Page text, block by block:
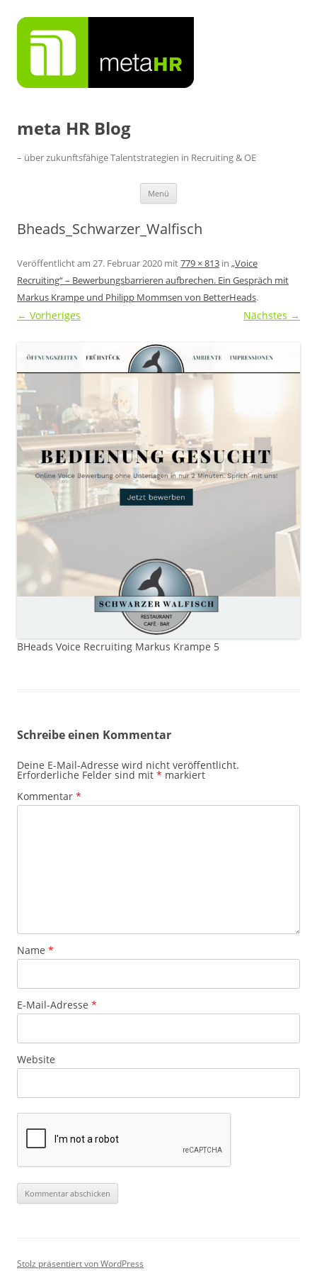
Inhalt
springen
meta HR Blog
– über zukunftsfähige Talentstrategien in Recruiting & OE
Menü
Bheads_Schwarzer_Walfisch
Veröffentlicht am 27. Februar 2020 mit779 × 813 in „Voice
Recruiting“ – Bewerbungsbarrieren aufbrechen. Ein Gespräch mit
Markus Krampe und Philipp Mommsen von BetterHeads.
← Vorheriges Nächstes →
BHeads Voice Recruiting Markus Krampe 5
Schreibe einen Kommentar
Deine E-Mail-Adresse wird nicht veröffentlicht.
Erforderliche Felder sind mit * markiert
Kommentar *
Name *
E-Mail-Adresse *
Website
Stolz präsentiert von WordPress